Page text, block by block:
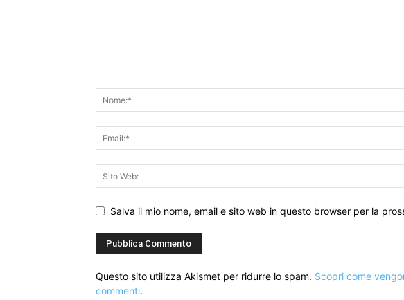
Salva il mio nome, email e sito web in questo browser per la
Questo sito utilizza Akismet per ridurre lo spam. Scopri come
commenti.